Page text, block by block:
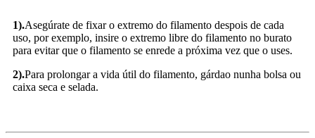
1).Asegúrate de fixar o extremo do filamento despois de cada
uso, por exemplo, insire o extremo libre do filamento no burato
para evitar que o filamento se enrede a próxima vez que o uses.
2).Para prolongar a vida útil do filamento, gárdao nunha bolsa ou
caixa seca e selada.